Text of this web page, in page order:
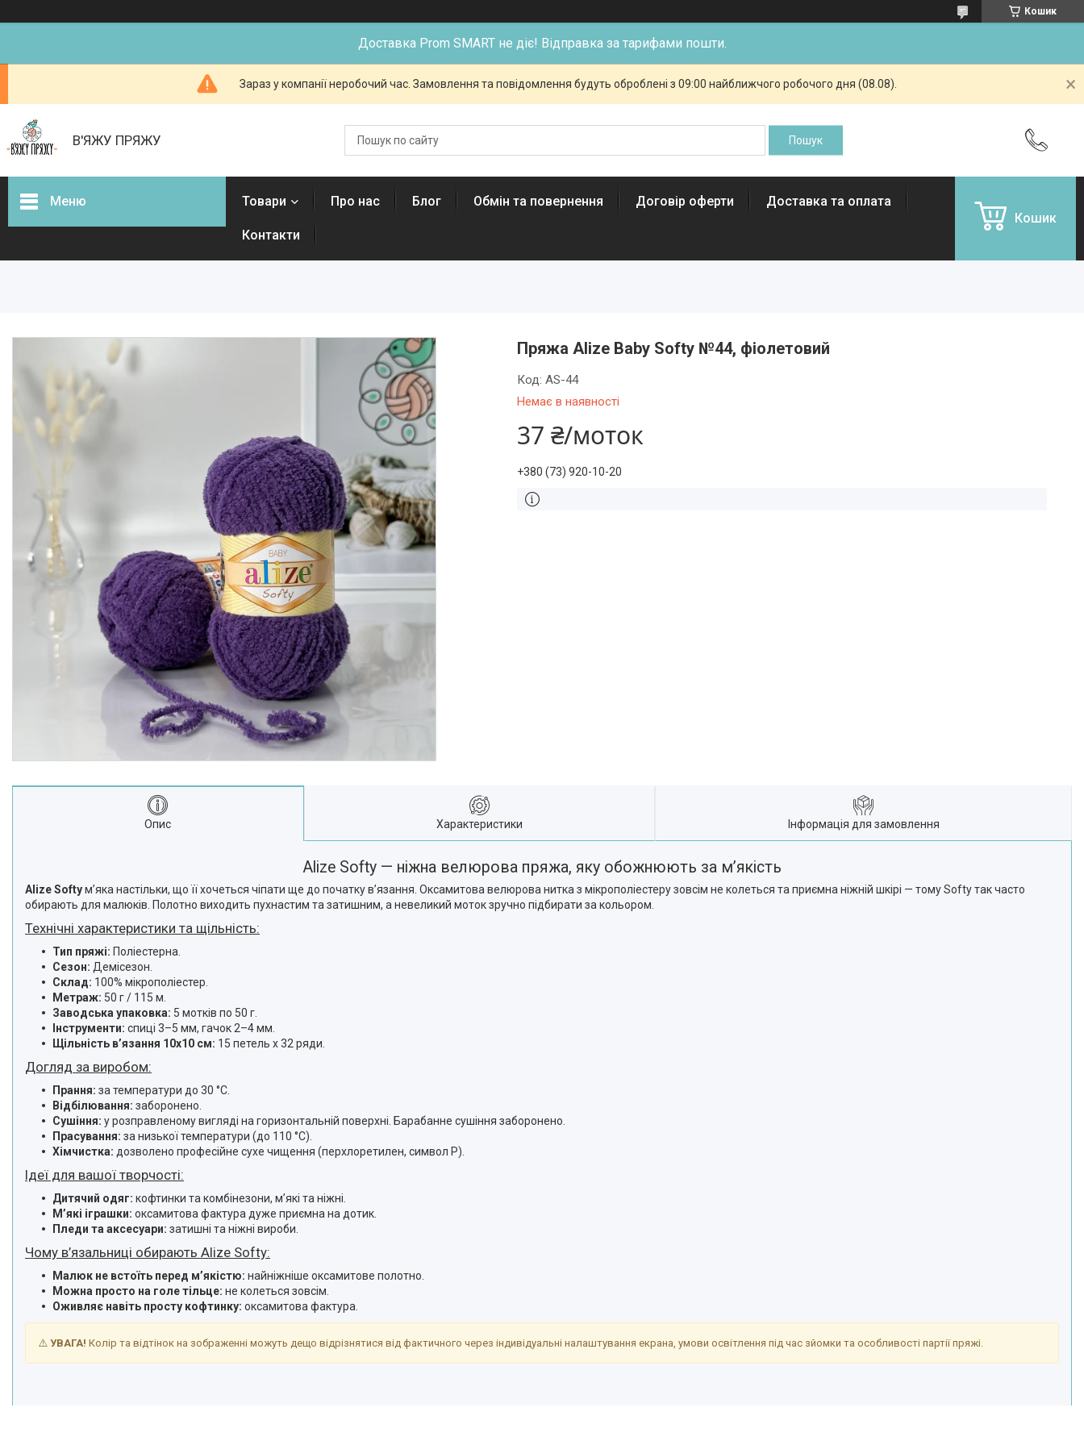
Кошик
Доставка Prom SMART не діє! Відправка за тарифами пошти.
Зараз у компанії неробочий час. Замовлення та повідомлення будуть оброблені з 09:00 найближчого робочого дня (08.08).
В'ЯЖУ ПРЯЖУ
Меню Товари Про нас Блог Обмін та повернення Договір оферти Доставка та оплата
Контакти
Кошик
Пряжа Alize Baby Softy №44, фіолетовий
Немає в наявності
Код:AS-44
37 ₴/моток
+380 (73) 920-10-20
Опис Характеристики Інформація для замовлення
Alize Softy — ніжна велюрова пряжа, яку обожнюють за мʼякість
Alize Softyмʼяка настільки, що її хочеться чіпати ще до початку вʼязання. Оксамитова велюрова нитка з мікрополіестеру зовсім не колеться та приємна ніжній шкірі — тому Softy так часто
обирають для малюків. Полотно виходить пухнастим та затишним, а невеликий моток зручно підбирати за кольором.
Технічні характеристики та щільність:
Тип пряжі: Поліестерна.
Сезон: Демісезон.
Склад: 100% мікрополіестер.
Метраж: 50 г / 115 м.
Заводська упаковка: 5 мотків по 50 г.
Інструменти: спиці 3–5 мм, гачок 2–4 мм.
Щільність в’язання 10х10 см: 15 петель х 32 ряди.
Догляд за виробом:
Прання: за температури до 30 °C.
Відбілювання: заборонено.
Сушіння: у розправленому вигляді на горизонтальній поверхні. Барабанне сушіння заборонено.
Прасування: за низької температури (до 110 °C).
Хімчистка: дозволено професійне сухе чищення (перхлоретилен, символ P).
Ідеї для вашої творчості:
Дитячий одяг: кофтинки та комбінезони, мʼякі та ніжні.
Мʼякі іграшки: оксамитова фактура дуже приємна на дотик.
Пледи та аксесуари: затишні та ніжні вироби.
Чому в’язальниці обирають Alize Softy:
Малюк не встоїть перед мʼякістю: найніжніше оксамитове полотно.
Можна просто на голе тільце: не колеться зовсім.
Оживляє навіть просту кофтинку: оксамитова фактура.
⚠️ УВАГА! Колір та відтінок на зображенні можуть дещо відрізнятися від фактичного через індивідуальні налаштування екрана, умови освітлення під час зйомки та особливості партії пряжі.